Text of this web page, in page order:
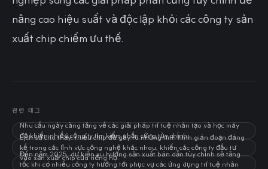
nâng cao hiệu suất và độc lập khỏi các công ty sản
xuất chip chiếm ưu thế.
관련 태그
Nhu cầu ngày càng tăng về các giải pháp trí tuệ nhân tạo và học máy
đã khiến nhiều công ty tìm kiếm phần cứng tùy chỉnh.
Lịch sử cho thấy, thiếu chip đã gây ra những tình hình gián đoạn đáng
kể trong các lĩnh vực công nghệ khác nhau, khiến các công ty đầu tư
vào sản xuất chip của riêng họ.
Đến năm 2025, dự kiến xu hướng sản xuất bán dẫn tùy chỉnh sẽ tăng
tốc khi có nhiều công ty hướng tới phục vụ các ứng dụng trí tuệ nhân